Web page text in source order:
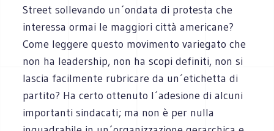
Street sollevando un´ondata di protesta che
interessa ormai le maggiori città americane?
Come leggere questo movimento variegato che
non ha leadership, non ha scopi definiti, non si
lascia facilmente rubricare da un´etichetta di
partito? Ha certo ottenuto l´adesione di alcuni
importanti sindacati; ma non è per nulla